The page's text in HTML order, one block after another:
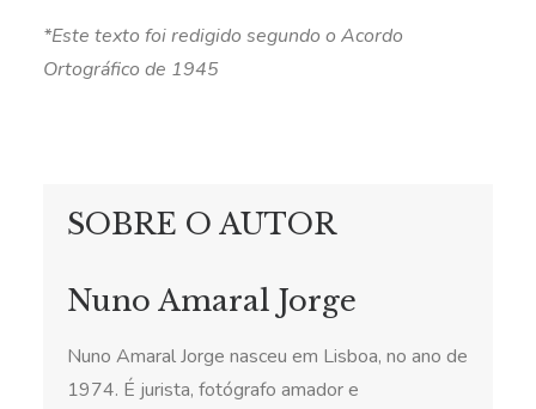
*Este texto foi redigido segundo o Acordo
Ortográfico de 1945
SOBRE O AUTOR
Nuno Amaral Jorge
Nuno Amaral Jorge nasceu em Lisboa, no ano de
1974. É jurista, fotógrafo amador e